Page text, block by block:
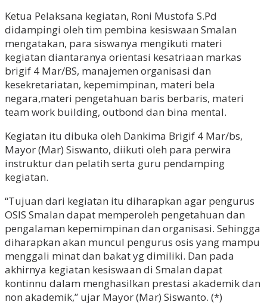
Ketua Pelaksana kegiatan, Roni Mustofa S.Pd
didampingi oleh tim pembina kesiswaan Smalan
mengatakan, para siswanya mengikuti materi
kegiatan diantaranya orientasi kesatriaan markas
brigif 4 Mar/BS, manajemen organisasi dan
kesekretariatan, kepemimpinan, materi bela
negara,materi pengetahuan baris berbaris, materi
team work building, outbond dan bina mental.
Kegiatan itu dibuka oleh Dankima Brigif 4 Mar/bs,
Mayor (Mar) Siswanto, diikuti oleh para perwira
instruktur dan pelatih serta guru pendamping
kegiatan.
“Tujuan dari kegiatan itu diharapkan agar pengurus
OSIS Smalan dapat memperoleh pengetahuan dan
pengalaman kepemimpinan dan organisasi. Sehingga
diharapkan akan muncul pengurus osis yang mampu
menggali minat dan bakat yg dimiliki. Dan pada
akhirnya kegiatan kesiswaan di Smalan dapat
kontinnu dalam menghasilkan prestasi akademik dan
non akademik,” ujar Mayor (Mar) Siswanto. (*)